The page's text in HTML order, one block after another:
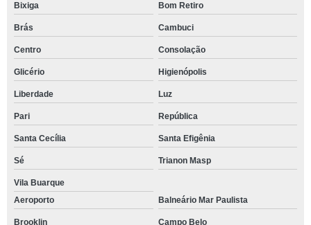
Bixiga Bom Retiro
Brás Cambuci
Centro Consolação
Glicério Higienópolis
Liberdade Luz
Pari República
Santa Cecília Santa Efigênia
Sé Trianon Masp
Vila Buarque
Aeroporto
Balneário Mar Paulista
Brooklin Campo Belo